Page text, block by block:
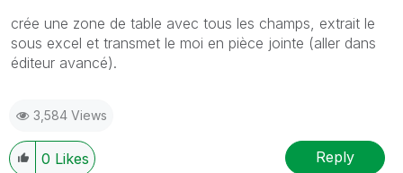
crée une zone de table avec tous les champs, extrait le
sous excel et transmet le moi en pièce jointe (aller dans
éditeur avancé).
3,584 Views
0 Likes Reply